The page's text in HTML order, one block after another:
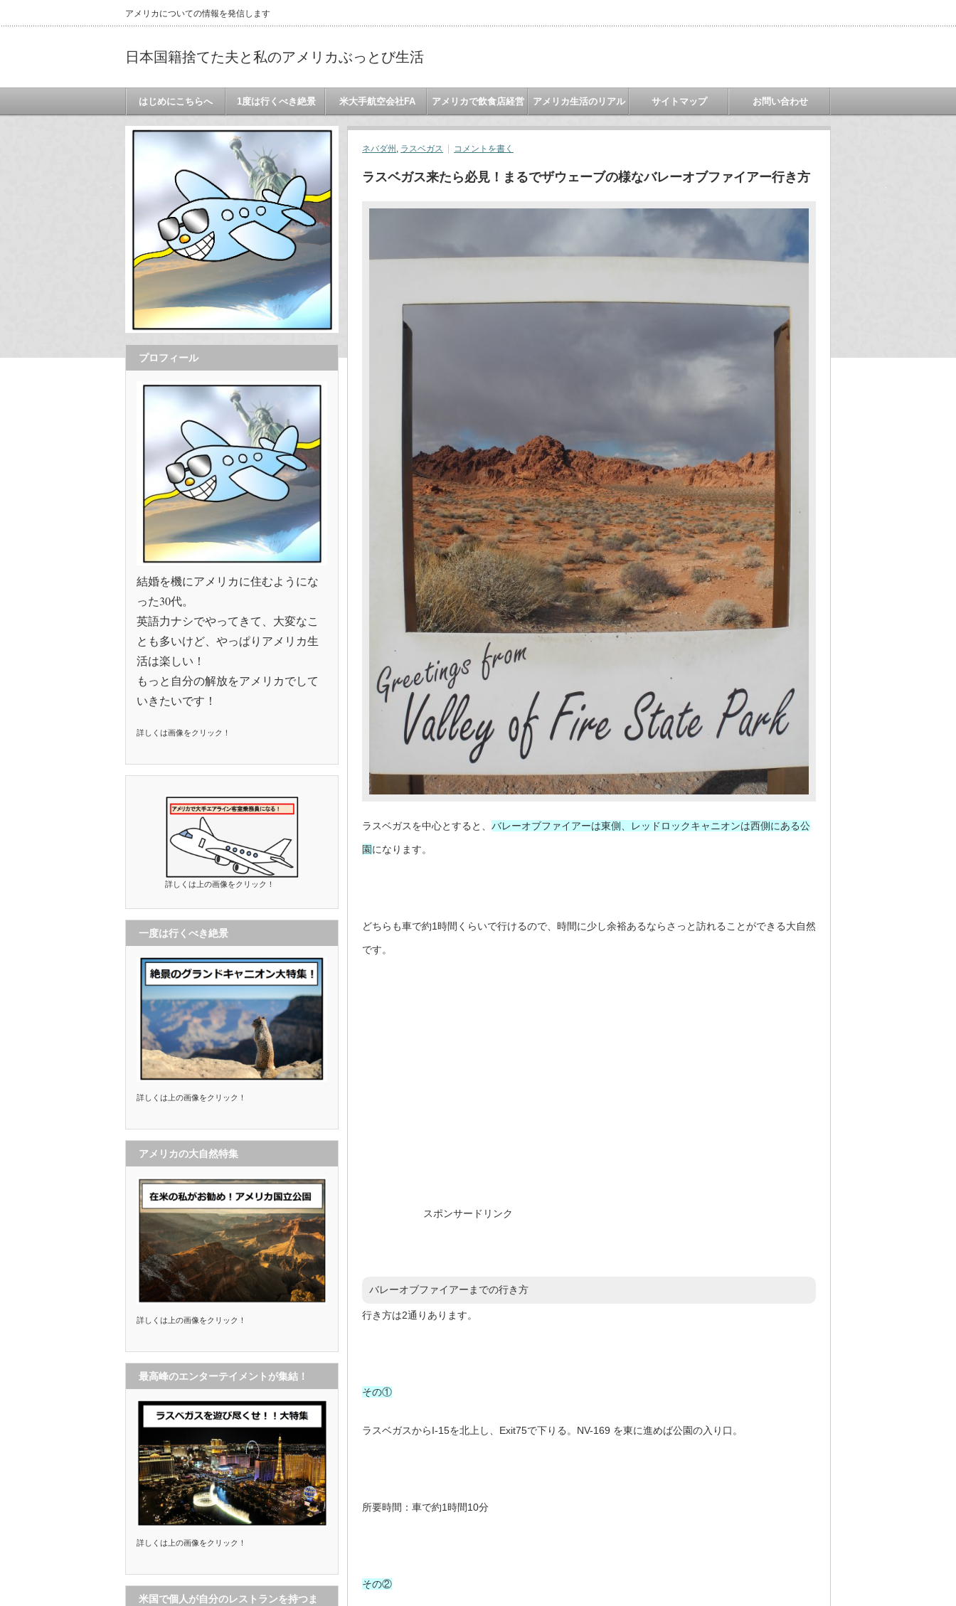
アメリカについての情報を発信します
日本国籍捨てた夫と私のアメリカぶっとび生活
はじめにこちらへ 1度は行くべき絶景 米大手航空会社FA アメリカで飲食店経営 アメリカ生活のリアル サイトマップ お問い合わせ
ネバダ州 , ラスベガス コメントを書く
ラスベガス来たら必見！まるでザウェーブの様なバレーオブファイアー行き方
ラスベガスを中心とすると、 バレーオブファイアーは東側、レッドロックキャニオンは西側にある公
園になります。
どちらも車で約1時間くらいで行けるので、時間に少し余裕あるならさっと訪れることができる大自然
です。
スポンサードリンク
バレーオブファイアーまでの行き方
行き方は2通りあります。
その①
ラスベガスからI-15を北上し、Exit75で下りる。NV-169 を東に進めば公園の入り口。
所要時間：車で約1時間10分
その②
プロフィール
結婚を機にアメリカに住むようにな
った30代。
英語力ナシでやってきて、大変なこ
とも多いけど、やっぱりアメリカ生
活は楽しい！
もっと自分の解放をアメリカでして
いきたいです！
詳しくは画像をクリック！
詳しくは上の画像をクリック！
一度は行くべき絶景
詳しくは上の画像をクリック！
アメリカの大自然特集
詳しくは上の画像をクリック！
最高峰のエンターテイメントが集結！
詳しくは上の画像をクリック！
米国で個人が自分のレストランを持つま